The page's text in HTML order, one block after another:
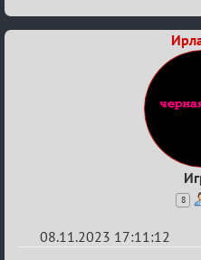
8
08.11.2023 17:11:12